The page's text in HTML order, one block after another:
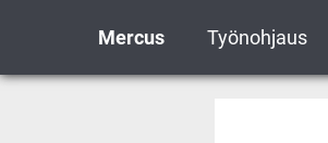
Mercus Työnohjaus